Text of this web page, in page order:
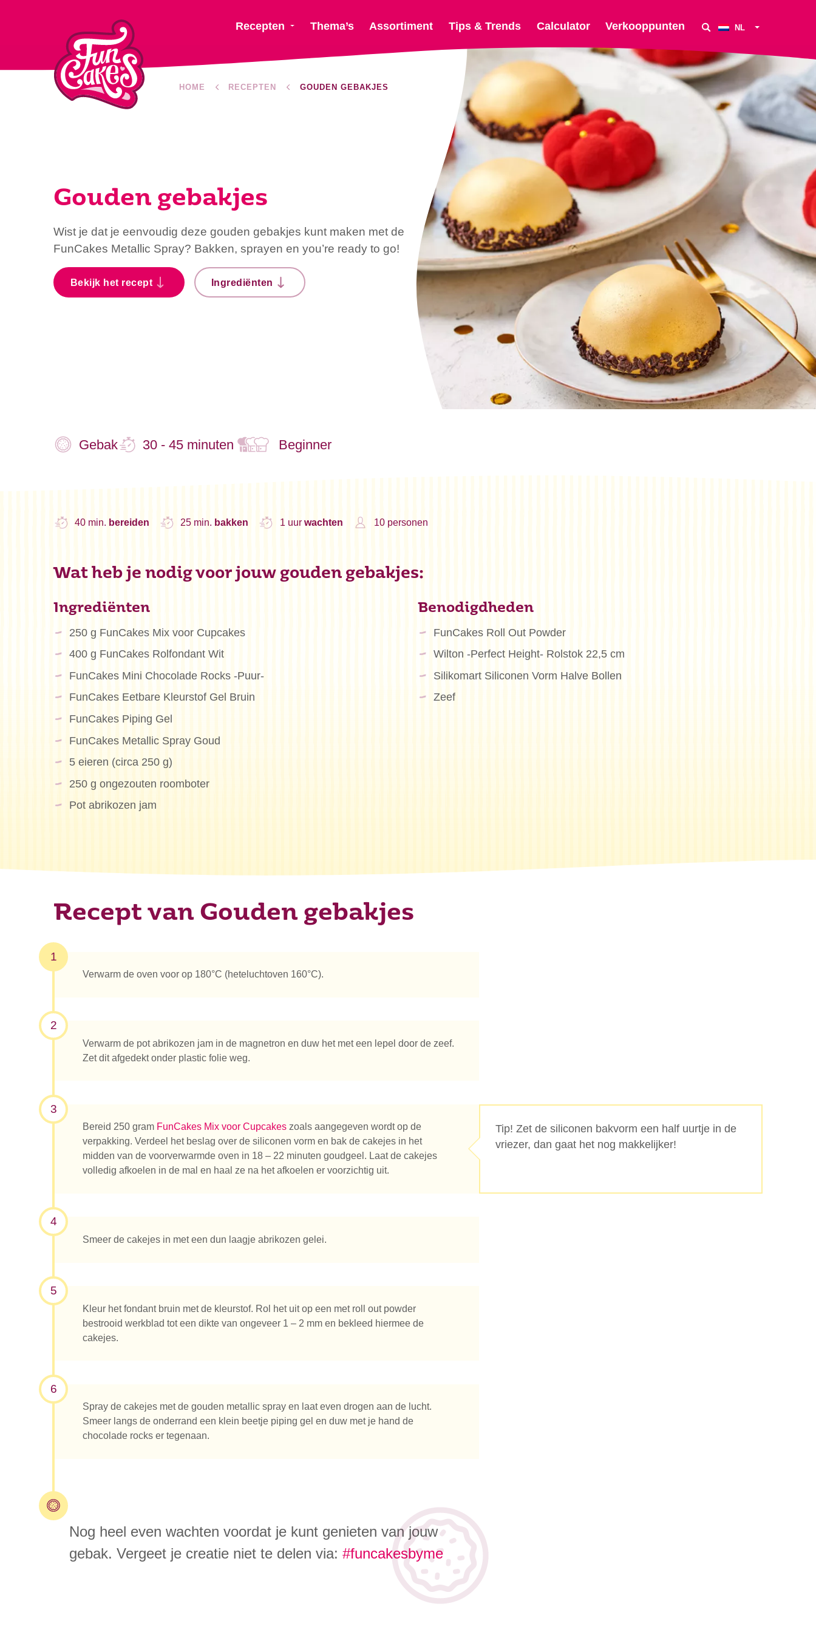
Recepten Thema’s Assortiment Tips & Trends Calculator Verkooppunten NL
HOME RECEPTEN GOUDEN GEBAKJES
Gouden gebakjes
Wist je dat je eenvoudig deze gouden gebakjes kunt maken met de
FunCakes Metallic Spray? Bakken, sprayen en you’re ready to go!
Bekijk het recept Ingrediënten
Gebak 30 - 45 minuten Beginner
40 min. bereiden 25 min. bakken 1 uur wachten 10 personen
Wat heb je nodig voor jouw gouden gebakjes:
Ingrediënten
250 g FunCakes Mix voor Cupcakes
400 g FunCakes Rolfondant Wit
FunCakes Mini Chocolade Rocks -Puur-
FunCakes Eetbare Kleurstof Gel Bruin
FunCakes Piping Gel
FunCakes Metallic Spray Goud
5 eieren (circa 250 g)
250 g ongezouten roomboter
Pot abrikozen jam
Benodigdheden
FunCakes Roll Out Powder
Wilton -Perfect Height- Rolstok 22,5 cm
Silikomart Siliconen Vorm Halve Bollen
Zeef
Recept van Gouden gebakjes
1
Verwarm de oven voor op 180°C (heteluchtoven 160°C).
2
Verwarm de pot abrikozen jam in de magnetron en duw het met een lepel door de zeef.
Zet dit afgedekt onder plastic folie weg.
3
Bereid 250 gram FunCakes Mix voor Cupcakes zoals aangegeven wordt op de
verpakking. Verdeel het beslag over de siliconen vorm en bak de cakejes in het
midden van de voorverwarmde oven in 18 – 22 minuten goudgeel. Laat de cakejes
volledig afkoelen in de mal en haal ze na het afkoelen er voorzichtig uit.
Tip! Zet de siliconen bakvorm een half uurtje in de
vriezer, dan gaat het nog makkelijker!
4
Smeer de cakejes in met een dun laagje abrikozen gelei.
5
Kleur het fondant bruin met de kleurstof. Rol het uit op een met roll out powder
bestrooid werkblad tot een dikte van ongeveer 1 – 2 mm en bekleed hiermee de
cakejes.
6
Spray de cakejes met de gouden metallic spray en laat even drogen aan de lucht.
Smeer langs de onderrand een klein beetje piping gel en duw met je hand de
chocolade rocks er tegenaan.
Nog heel even wachten voordat je kunt genieten van jouw
gebak. Vergeet je creatie niet te delen via: #funcakesbyme